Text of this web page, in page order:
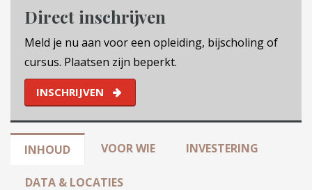
Direct inschrijven
Meld je nu aan voor een opleiding, bijscholing of
cursus. Plaatsen zijn beperkt.
INSCHRIJVEN
INHOUD VOOR WIE INVESTERING
DATA & LOCATIES